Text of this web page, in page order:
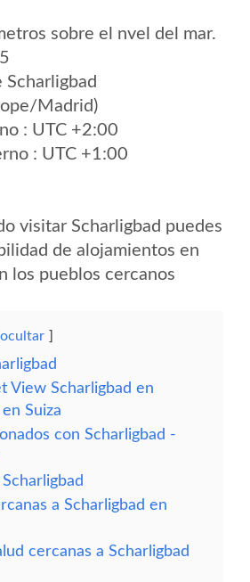
sobre el nvel del mar.
Scharligbad
Madrid)
: UTC +2:00
: UTC +1:00
visitar Scharligbad puedes
de alojamientos en
los pueblos cercanos
ocultar
View Scharligbad en
Suiza
con Scharligbad -
a Scharligbad en
cercanas a Scharligbad